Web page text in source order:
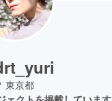
東京都